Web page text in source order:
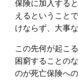
保険に加入する
えるということ
けならず、大事
この先何が起こ
困窮することの
のが死亡保険へ